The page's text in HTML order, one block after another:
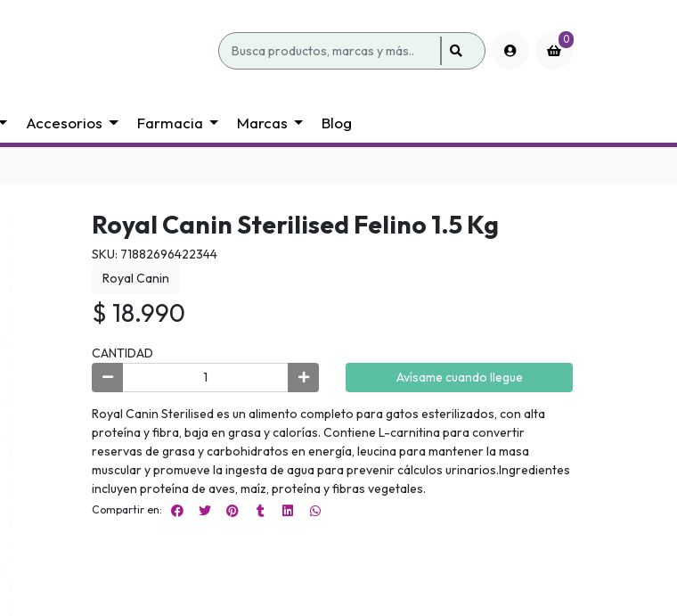
0
Accesorios Farmacia Marcas Blog
Royal Canin Sterilised Felino 1.5 Kg
SKU: 71882696422344
Royal Canin
$ 18.990
CANTIDAD
Avísame cuando llegue
Royal Canin Sterilised es un alimento completo para gatos esterilizados, con alta
proteína y fibra, baja en grasa y calorías. Contiene L-carnitina para convertir
reservas de grasa y carbohidratos en energía, leucina para mantener la masa
muscular y promueve la ingesta de agua para prevenir cálculos urinarios.Ingredientes
incluyen proteína de aves, maíz, proteína y fibras vegetales.
Compartir en: